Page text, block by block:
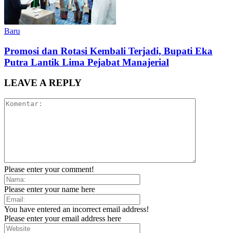
Baru
Promosi dan Rotasi Kembali Terjadi, Bupati Eka
Putra Lantik Lima Pejabat Manajerial
LEAVE A REPLY
Please enter your comment!
Please enter your name here
You have entered an incorrect email address!
Please enter your email address here